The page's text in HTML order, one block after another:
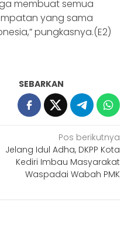
membuat semua
yang sama
pungkasnya.(E2)
SEBARKAN
Pos berikutnya
Jelang Idul Adha, DKPP Kota
Kediri Imbau Masyarakat
Waspadai Wabah PMK